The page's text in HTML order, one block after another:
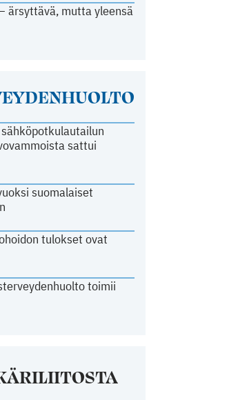
ärsyttävä, mutta yleensä
sattui
suomalaiset
tulokset ovat
toimii